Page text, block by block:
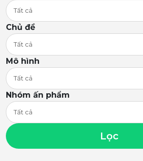
Tất cả
Chủ đề
Tất cả
Mô hình
Tất cả
Nhóm ấn phẩm
Tất cả
Lọc